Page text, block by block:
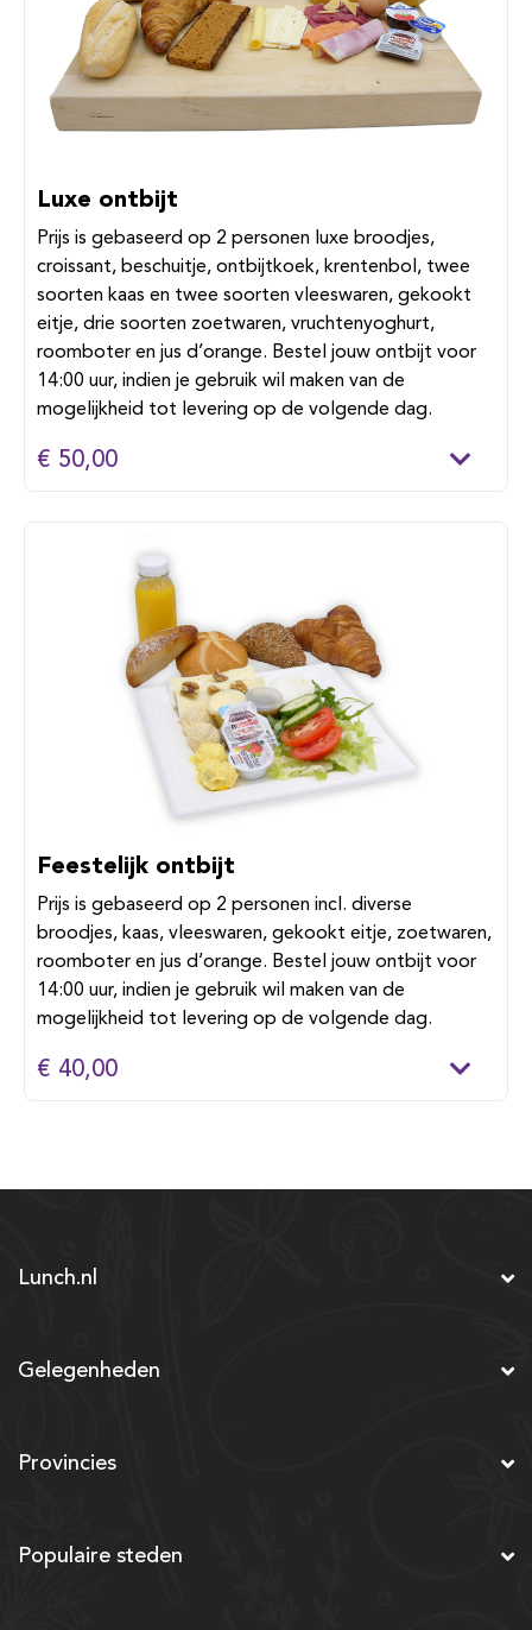
Luxe ontbijt
Prijs is gebaseerd op 2 personen luxe broodjes,
croissant, beschuitje, ontbijtkoek, krentenbol, twee
soorten kaas en twee soorten vleeswaren, gekookt
eitje, drie soorten zoetwaren, vruchtenyoghurt,
roomboter en jus d’orange. Bestel jouw ontbijt voor
14:00 uur, indien je gebruik wil maken van de
mogelijkheid tot levering op de volgende dag.
€ 50,00
Feestelijk ontbijt
Prijs is gebaseerd op 2 personen incl. diverse
broodjes, kaas, vleeswaren, gekookt eitje, zoetwaren,
roomboter en jus d’orange. Bestel jouw ontbijt voor
14:00 uur, indien je gebruik wil maken van de
mogelijkheid tot levering op de volgende dag.
€ 40,00
Lunch.nl
Gelegenheden
Provincies
Populaire steden